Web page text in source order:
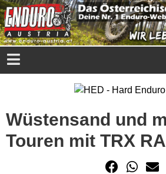
Wüstensand und
Touren mit TRX